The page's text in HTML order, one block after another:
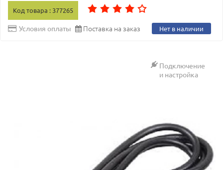
Код товара : 377265
Условия оплаты Поставка на заказ Нет в наличии
Подключение
и настройка